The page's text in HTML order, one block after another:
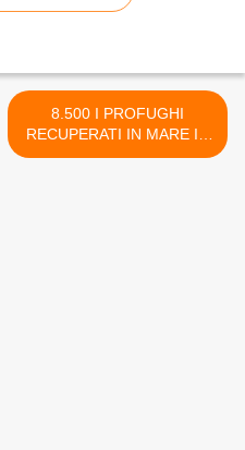
8.500 I PROFUGHI
RECUPERATI IN MARE IN
48 ORE E DIRETTI VERSO